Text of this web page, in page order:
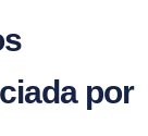
por